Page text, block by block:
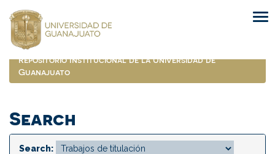
navigation
Repositorio Institucional de la Universidad de
Guanajuato
Search
Search: